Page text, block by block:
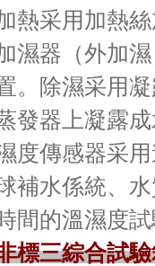
熱采用加熱絲
濕器（外加濕
。除濕采
發器上凝露成
度傳感器采用
補水係統
間的溫濕度試驗
標三綜合試